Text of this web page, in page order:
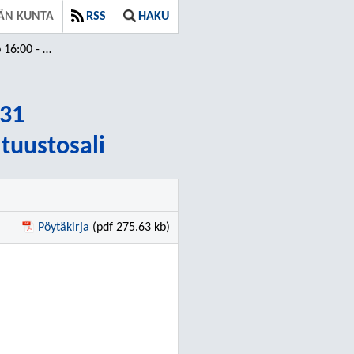
KUNTA RSS HAKU
- 18:31
Pöytäkirja (pdf 275.63 kb)